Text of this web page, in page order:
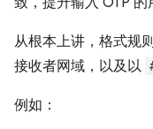
从根本上讲，格式规
接收者网域，以及以
例如：